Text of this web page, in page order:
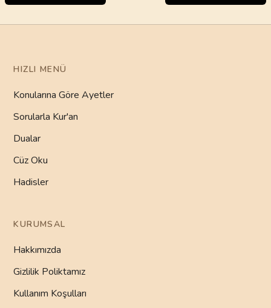
HIZLI MENÜ
Konularına Göre Ayetler
Sorularla Kur'an
Dualar
Cüz Oku
Hadisler
KURUMSAL
Hakkımızda
Gizlilik Poliktamız
Kullanım Koşulları